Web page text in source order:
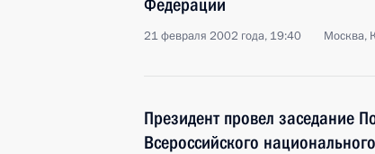
Федерации
21 февраля 2002 года, 19:40 Москва,
Президент провел заседание
Всероссийского